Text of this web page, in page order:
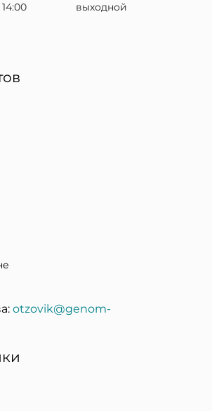
14:00
выходной
otzovik@genom-